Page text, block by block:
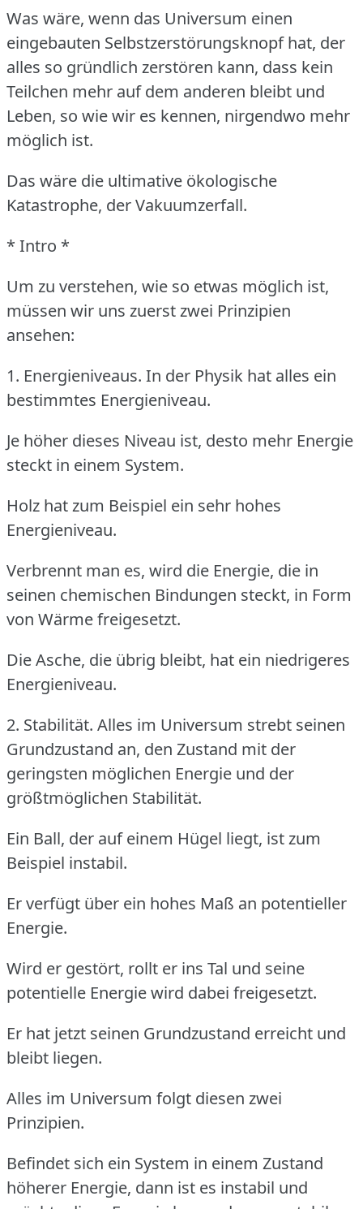
Was wäre, wenn das Universum einen
eingebauten Selbstzerstörungsknopf hat, der
alles so gründlich zerstören kann, dass kein
Teilchen mehr auf dem anderen bleibt und
Leben, so wie wir es kennen, nirgendwo mehr
möglich ist.
Das wäre die ultimative ökologische
Katastrophe, der Vakuumzerfall.
* Intro *
Um zu verstehen, wie so etwas möglich ist,
müssen wir uns zuerst zwei Prinzipien
ansehen:
1. Energieniveaus. In der Physik hat alles ein
bestimmtes Energieniveau.
Je höher dieses Niveau ist, desto mehr Energie
steckt in einem System.
Holz hat zum Beispiel ein sehr hohes
Energieniveau.
Verbrennt man es, wird die Energie, die in
seinen chemischen Bindungen steckt, in Form
von Wärme freigesetzt.
Die Asche, die übrig bleibt, hat ein niedrigeres
Energieniveau.
2. Stabilität. Alles im Universum strebt seinen
Grundzustand an, den Zustand mit der
geringsten möglichen Energie und der
größtmöglichen Stabilität.
Ein Ball, der auf einem Hügel liegt, ist zum
Beispiel instabil.
Er verfügt über ein hohes Maß an potentieller
Energie.
Wird er gestört, rollt er ins Tal und seine
potentielle Energie wird dabei freigesetzt.
Er hat jetzt seinen Grundzustand erreicht und
bleibt liegen.
Alles im Universum folgt diesen zwei
Prinzipien.
Befindet sich ein System in einem Zustand
höherer Energie, dann ist es instabil und